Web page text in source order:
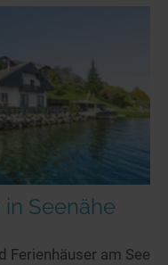
Seenähe
Ferienhäuser am See